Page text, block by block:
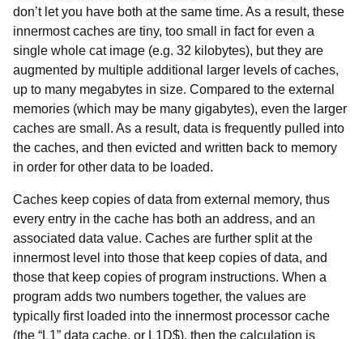
don’t let you have both at the same time. As a result, these
innermost caches are tiny, too small in fact for even a
single whole cat image (e.g. 32 kilobytes), but they are
augmented by multiple additional larger levels of caches,
up to many megabytes in size. Compared to the external
memories (which may be many gigabytes), even the larger
caches are small. As a result, data is frequently pulled into
the caches, and then evicted and written back to memory
in order for other data to be loaded.
Caches keep copies of data from external memory, thus
every entry in the cache has both an address, and an
associated data value. Caches are further split at the
innermost level into those that keep copies of data, and
those that keep copies of program instructions. When a
program adds two numbers together, the values are
typically first loaded into the innermost processor cache
(the “L1” data cache, or L1D$), then the calculation is